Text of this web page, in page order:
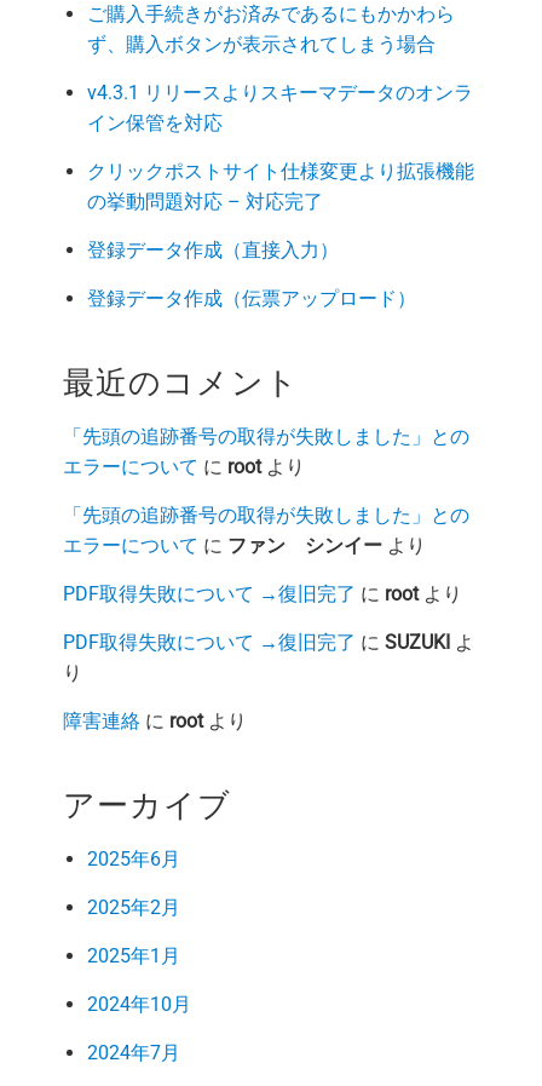
ご購入手続きがお済みであるにもかかわら
ず、購入ボタンが表示されてしまう場合
v4.3.1 リリースよりスキーマデータのオンラ
イン保管を対応
クリックポストサイト仕様変更より拡張機能
の挙動問題対応 – 対応完了
登録データ作成（直接入力）
登録データ作成（伝票アップロード）
最近のコメント
「先頭の追跡番号の取得が失敗しました」との
エラーについて に rootより
「先頭の追跡番号の取得が失敗しました」との
エラーについて に ファン シンイーより
PDF取得失敗について →復旧完了 に rootより
PDF取得失敗について →復旧完了 に SUZUKIよ
り
障害連絡に rootより
アーカイブ
2025年6月
2025年2月
2025年1月
2024年10月
2024年7月